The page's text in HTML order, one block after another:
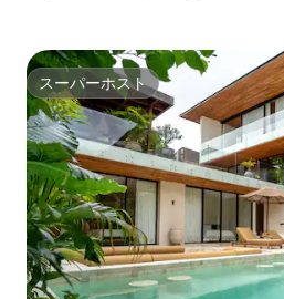
スーパーホスト
スーパーホスト